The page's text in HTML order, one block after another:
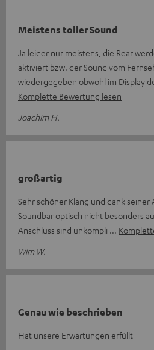
Meistens toller Sound
Ja leider nur meistens, die Rear
aktiviert bzw. der Sound vom
wiedergegeben obwohl im Display
Komplette Bewertung lesen
Joachim H.
großartig
Sehr schöner Klang und dank seiner
Soundbar optisch nicht besonders
Anschluss sind unkompli
Wim W.
Genau wie beschrieben
Hat unsere Erwartungen erfüllt